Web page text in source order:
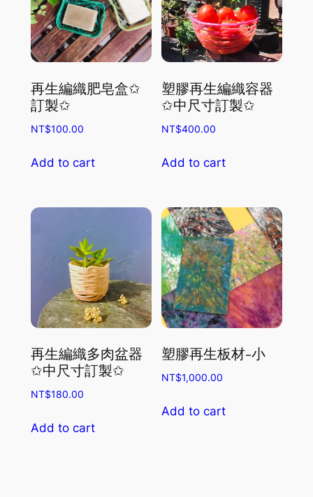
再生編織肥皂盒✩
訂製✩
NT$100.00
Add to cart
塑膠再生編織容器
✩中尺寸訂製✩
NT$400.00
Add to cart
再生編織多肉盆器
✩中尺寸訂製✩
NT$180.00
Add to cart
塑膠再生板材-小
NT$1,000.00
Add to cart